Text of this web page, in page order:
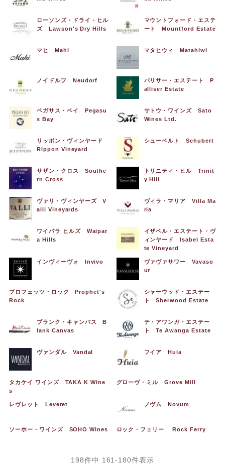
ローソンズ・ドライ・ヒル
ズ Lawson's Dry Hills
マウントフォード・エステ
ート Mountford Estate
マヒ Mahi マタヒウィ Matahiwi
ノイドルフ Neudorf
パリサー・エステート P
alliser Estate
ペガサス・ベイ Pegasu
s Bay
サトウ・ワインズ Sato
Wines Ltd.
リッポン・ヴィンヤード
Rippon Vineyard
シューベルト Schubert
サザン・クロス Southe
rn Cross
トリニティ・ヒル Trinit
y Hill
ヴァリ・ヴィンヤーズ V
alli Vineyards
ヴィラ・マリア Villa Ma
ria
ワイパラ ヒルズ Waipar
a Hills
イザベル・エステート・ヴ
ィンヤード Isabel Esta
te Vineyard
インヴィーヴォ Invivo
ヴァヴァサワー Vavaso
ur
プロフェッツ・ロック Prophet's
Rock
シャーウッド・エステー
ト Sherwood Estate
ブランク・キャンバス B
lank Canvas
テ・アワンガ・エステー
ト Te Awanga Estate
ヴァンダル Vandal フイア Huia
タカケイ ワインズ TAKA K Wine
s
グローヴ・ミル Grove Mill
レヴレット Leveret ノヴム Novum
ソーホー・ワインズ SOHO Wines ロック・フェリー Rock Ferry
198件中 161-180件表示